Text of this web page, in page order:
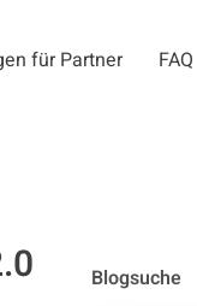
für Partner FAQ
Blogsuche